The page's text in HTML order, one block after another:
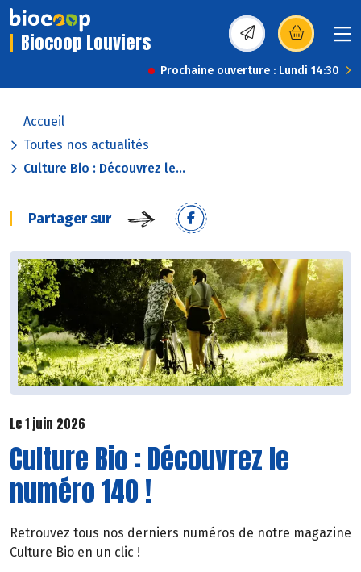
Biocoop Louviers (s’ouvre dans une
Prochaine ouverture : Lundi 14:30
Accueil
Toutes nos actualités
Culture Bio : Découvrez le...
Partager sur
Le 1 juin 2026
Culture Bio : Découvrez le
numéro 140 !
Retrouvez tous nos derniers numéros de notre magazine
Culture Bio en un clic !